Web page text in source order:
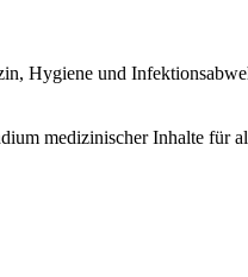
Hygiene und
medizinischer Inhalte für